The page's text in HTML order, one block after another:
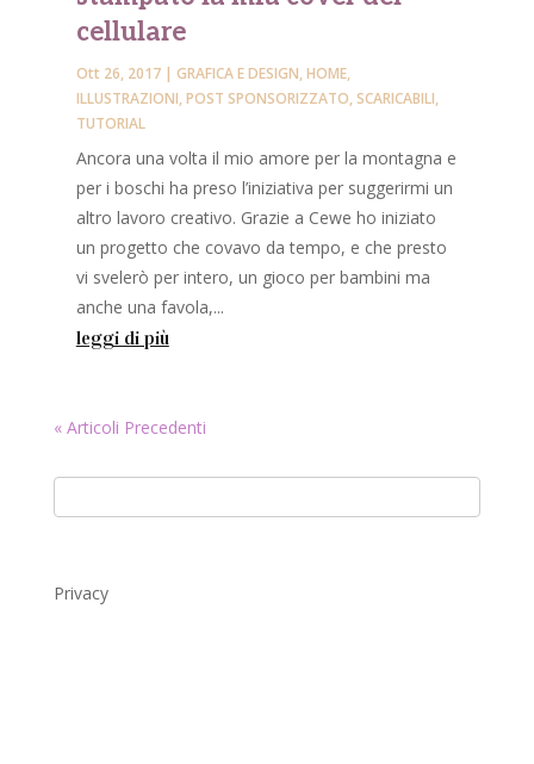
cellulare
Ott 26, 2017| GRAFICA E DESIGN,HOME,
ILLUSTRAZIONI,POST SPONSORIZZATO,SCARICABILI,
TUTORIAL
Ancora una volta il mio amore per la montagna e
per i boschi ha preso l’iniziativa per suggerirmi un
altro lavoro creativo. Grazie a Cewe ho iniziato
un progetto che covavo da tempo, e che presto
vi svelerò per intero, un gioco per bambini ma
anche una favola,...
leggi di più
« Articoli Precedenti
Privacy